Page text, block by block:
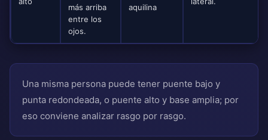
más arriba
entre los
ojos.
aquilina
Una misma persona puede tener puente bajo y
punta redondeada, o puente alto y base amplia; por
eso conviene analizar rasgo por rasgo.